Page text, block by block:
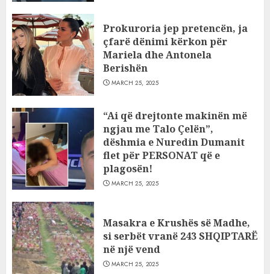
Prokuroria jep pretencën, ja
çfarë dënimi kërkon për
Mariela dhe Antonela
Berishën
MARCH 25, 2025
“Ai që drejtonte makinën më
ngjau me Talo Çelën”,
dëshmia e Nuredin Dumanit
flet për PERSONAT që e
plagosën!
MARCH 25, 2025
Masakra e Krushës së Madhe,
si serbët vranë 243 SHQIPTARË
në një vend
MARCH 25, 2025